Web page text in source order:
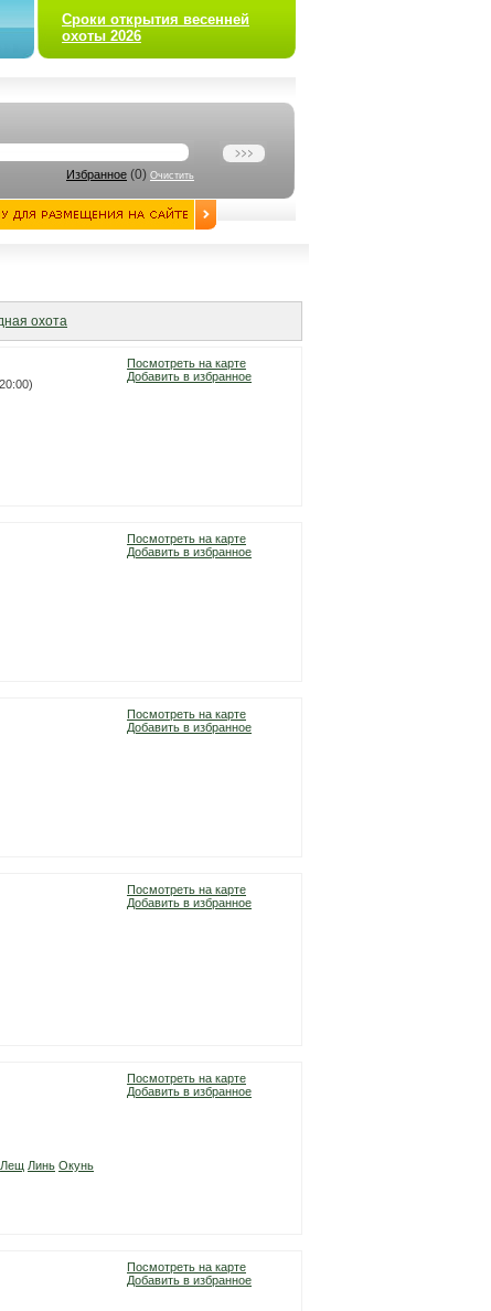
Сроки открытия весенней
охоты 2026
Избранное (0) Очистить
охота
Посмотреть на карте
Добавить в избранное
Посмотреть на карте
Добавить в избранное
Посмотреть на карте
Добавить в избранное
Посмотреть на карте
Добавить в избранное
Лещ Линь Окунь
Посмотреть на карте
Добавить в избранное
Посмотреть на карте
Добавить в избранное